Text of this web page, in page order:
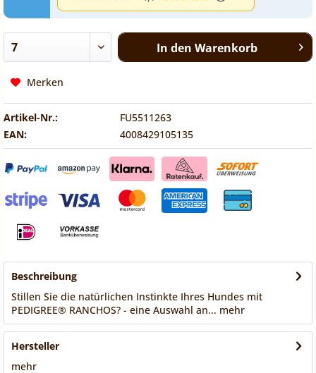
In den Warenkorb
Merken
Artikel-Nr.:
FU5511263
EAN:
4008429105135
Beschreibung
Stillen Sie die natürlichen Instinkte Ihres Hundes mit
PEDIGREE® RANCHOS? - eine Auswahl an... mehr
Hersteller
mehr